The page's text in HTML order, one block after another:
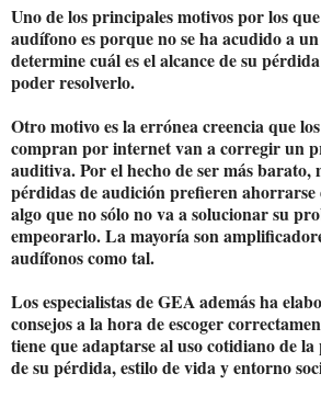
Uno de los principales motivos por los que
audífono es porque no se ha acudido a
determine cuál es el alcance de su
poder resolverlo.
Otro motivo es la errónea creencia que
compran por internet van a corregir un
auditiva. Por el hecho de ser más barato,
pérdidas de audición prefieren
algo que no sólo no va a solucionar su
empeorarlo. La mayoría son
audífonos como tal.
Los especialistas de GEA además ha
consejos a la hora de escoger
tiene que adaptarse al uso cotidiano de
de su pérdida, estilo de vida y entorno